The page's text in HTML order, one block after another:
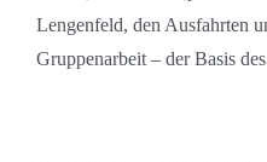
Lengenfeld, den Ausfahrten
Gruppenarbeit – der Basis